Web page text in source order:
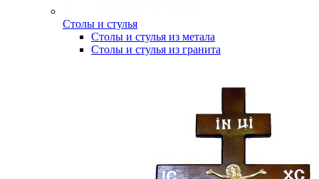
Столы и стулья
Столы и стулья из метала
Столы и стулья из гранита